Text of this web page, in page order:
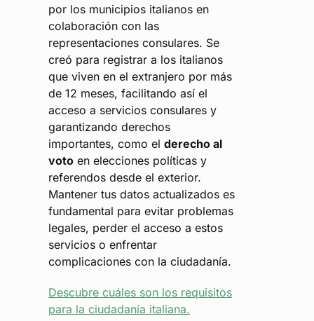
por los municipios italianos en
colaboración con las
representaciones consulares. Se
creó para registrar a los italianos
que viven en el extranjero por más
de 12 meses, facilitando así el
acceso a servicios consulares y
garantizando derechos
importantes, como elderecho al
voto en elecciones políticas y
referendos desde el exterior.
Mantener tus datos actualizados es
fundamental para evitar problemas
legales, perder el acceso a estos
servicios o enfrentar
complicaciones con la ciudadanía.
Descubre cuáles son los requisitos
para la ciudadanía italiana.